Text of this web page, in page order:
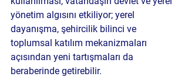
yönetim algısını etkiliyor; yerel
dayanışma, şehircilik bilinci ve
toplumsal katılım mekanizmaları
açısından yeni tartışmaları da
beraberinde getirebilir.